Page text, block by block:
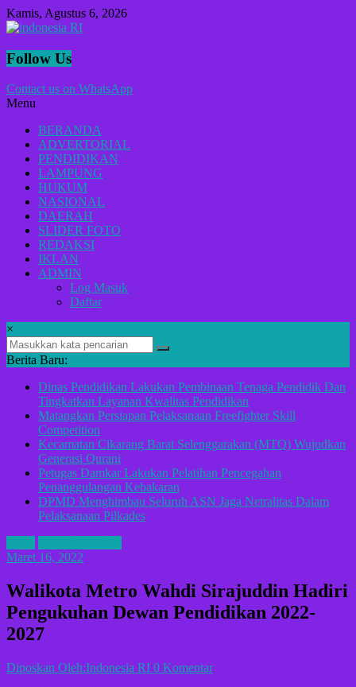
Lompat
ke
Kamis, Agustus 6, 2026
indonesia
Lugas
Menyikap
Berita,Terpercaya
Dan
Tegas
Follow Us
Contact us on WhatsApp
Menu
BERANDA
ADVERTORIAL
PENDIDIKAN
LAMPUNG
HUKUM
NASIONAL
DAERAH
SLIDER FOTO
REDAKSI
IKLAN
ADMIN
Log Masuk
Daftar
×
Berita Baru:
Dinas Pendidikan Lakukan Pembinaan Tenaga Pendidik Dan
Tingkatkan Layanan Kwalitas Pendidikan
Matangkan Persiapan Pelaksanaan Freefighter Skill
Competition
Kecamatan Cikarang Barat Selenggarakan (MTQ) Wujudkan
Generasi Qurani
Petugas Damkar Lakukan Pelatihan Pencegahan
Penanggulangan Kebakaran
DPMD Menghimbau Seluruh ASN Jaga Netralitas Dalam
Pelaksanaan Pilkades
Maret 16, 2022
Walikota Metro Wahdi Sirajuddin Hadiri
Pengukuhan Dewan Pendidikan 2022-
2027
Diposkan Oleh:Indonesia RI 0 Komentar